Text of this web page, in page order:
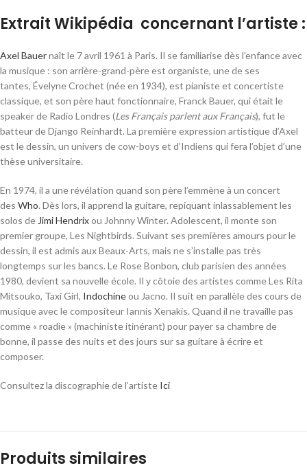
Extrait Wikipédia concernant l’artiste :
Axel Bauernaît le 7 avril 1961 à Paris. Il se familiarise dès l’enfance avec
la musique : son arrière-grand-père est organiste, une de ses
tantes, Évelyne Crochet (née en 1934), est pianiste et concertiste
classique, et son père haut fonctionnaire, Franck Bauer, qui était le
speaker de Radio Londres (Les Français parlent aux Français), fut le
batteur de Django Reinhardt. La première expression artistique d’Axel
est le dessin, un univers de cow-boys et d’Indiens qui fera l’objet d’une
thèse universitaire.
En 1974, il a une révélation quand son père l’emmène à un concert
des Who. Dès lors, il apprend la guitare, repiquant inlassablement les
solos de Jimi Hendrixou Johnny Winter. Adolescent, il monte son
premier groupe, Les Nightbirds. Suivant ses premières amours pour le
dessin, il est admis aux Beaux-Arts, mais ne s’installe pas très
longtemps sur les bancs. Le Rose Bonbon, club parisien des années
1980, devient sa nouvelle école. Il y côtoie des artistes comme Les Rita
Mitsouko, Taxi Girl, Indochineou Jacno. Il suit en parallèle des cours de
musique avec le compositeur Iannis Xenakis. Quand il ne travaille pas
comme « roadie » (machiniste itinérant) pour payer sa chambre de
bonne, il passe des nuits et des jours sur sa guitare à écrire et
composer.
Consultez la discographie de l’artiste Ici
Produits similaires